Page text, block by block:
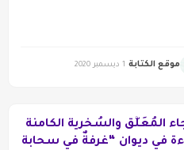
موقع الكتابة 1 ديسمبر 2020
المُعَلَّق والسُخرية الكامنة
في ديوان “غرفةٌ في سحابة